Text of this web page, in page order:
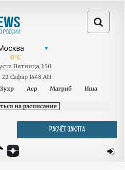
0°C
Пятница,3:50
22 Сафар 1448 AH
Зухр Аср Магриб Иша
на расписание
РАСЧЁТ ЗАКЯТА